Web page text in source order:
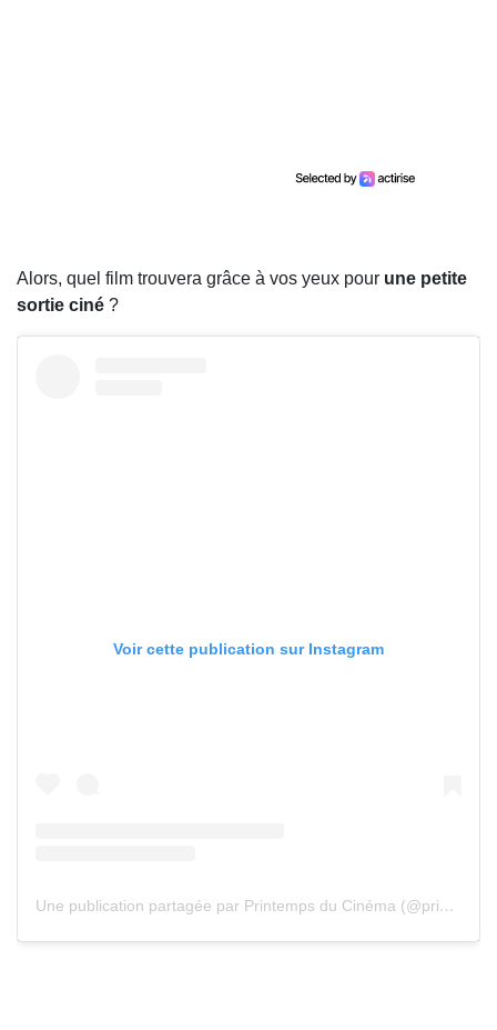
Alors, quel film trouvera grâce à vos yeux pour une petite
sortie ciné ?
Voir cette publication sur Instagram
Une publication partagée par Printemps du Cinéma (@printempsducine)